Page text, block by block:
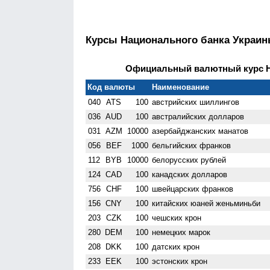
Курсы Национального банка
Официальный валютный курс
Код валюты
Наименование
040
ATS 100 австрийских шиллингов
036 AUD 100 австралийских долларов
031
AZM 10000 азербайджанских манатов
056
BEF 1000 бельгийских франков
112
BYB 10000 белорусских рублей
124 CAD 100 канадских долларов
756
CHF 100 швейцарских франков
156 CNY 100 китайских юаней женьминьби
203
CZK 100 чешских крон
280
DEM 100 немецких марок
208
DKK 100 датских крон
233
EEK 100 эстонских крон